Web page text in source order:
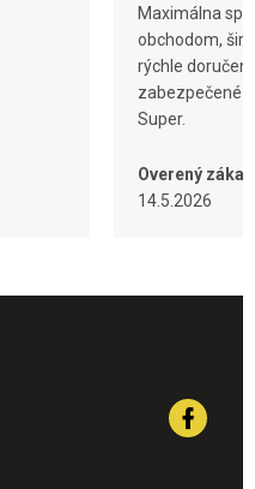
Maximálna
obchodom,
rýchle
zabezpečené
Super.
Overený
14.5.2026